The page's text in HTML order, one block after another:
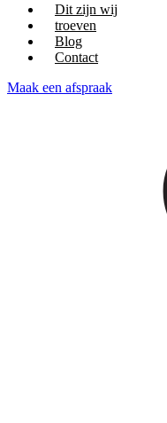
Dit zijn wij
troeven
Blog
Contact
Maak een afspraak